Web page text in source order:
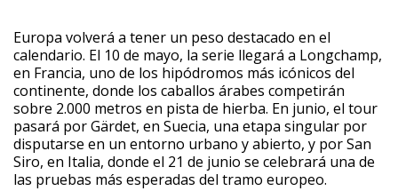
Europa volverá a tener un peso destacado en el
calendario. El 10 de mayo, la serie llegará a Longchamp,
en Francia, uno de los hipódromos más icónicos del
continente, donde los caballos árabes competirán
sobre 2.000 metros en pista de hierba. En junio, el tour
pasará por Gärdet, en Suecia, una etapa singular por
disputarse en un entorno urbano y abierto, y por San
Siro, en Italia, donde el 21 de junio se celebrará una de
las pruebas más esperadas del tramo europeo.